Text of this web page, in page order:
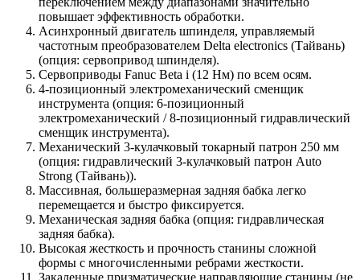
повышает эффективность обработки.
Асинхронный двигатель шпинделя, управляемый
частотным преобразователем Delta electronics (Тайвань)
(опция: сервопривод шпинделя).
Сервоприводы Fanuc Beta i (12 Нм) по всем осям.
4-позиционный электромеханический сменщик
инструмента (опция: 6-позиционный
электромеханический / 8-позиционный гидравлический
сменщик инструмента).
Механический 3-кулачковый токарный патрон 250 мм
(опция: гидравлический 3-кулачковый патрон Auto
Strong (Тайвань)).
Массивная, большеразмерная задняя бабка легко
перемещается и быстро фиксируется.
Механическая задняя бабка (опция: гидравлическая
задняя бабка).
Высокая жесткость и прочность станины сложной
формы с многочисленными ребрами жесткости.
Закаленные призматические направляющие станины (не